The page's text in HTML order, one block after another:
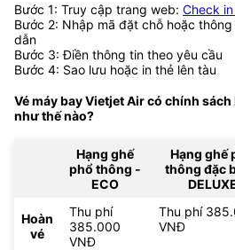
Bước 1: Truy cập trang web: Check
Bước 2: Nhập mã đặt chỗ hoặc
dẫn
Bước 3: Điền thông tin theo yêu cầu
Bước 4: Sao lưu hoặc in thẻ lên tàu
Vé máy bay Vietjet Air có chính
như thế nào?
Hạng ghế
phổ thông -
ECO
Hạng ghế
thông đặc
Hoàn
vé
Thu phí
385.000
VNĐ
Thu phí
VNĐ